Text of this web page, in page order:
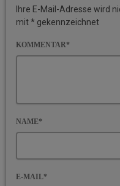
Ihre E-Mail-Adresse wird
mit * gekennzeichnet
KOMMENTAR*
NAME*
E-MAIL*